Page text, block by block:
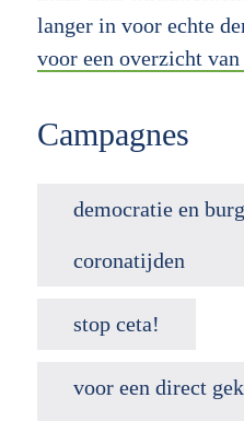
langer in voor echte
voor een overzicht van
Campagnes
democratie en
coronatijden
stop ceta!
voor een direct